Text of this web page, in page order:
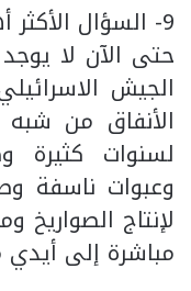
9- السؤال
حتى الآن لا
الجيش
الأنفاق من
لسنوات كثيرة
وعبوات ناسفة
لإنتاج الصواريخ
مباشرة إلى